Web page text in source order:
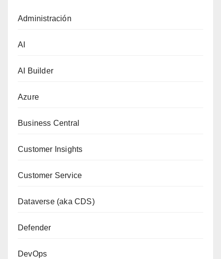
Administración
AI
AI Builder
Azure
Business Central
Customer Insights
Customer Service
Dataverse (aka CDS)
Defender
DevOps